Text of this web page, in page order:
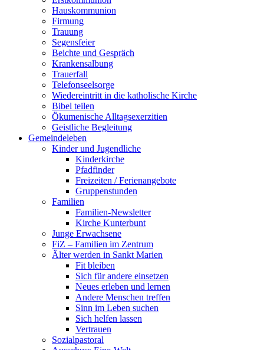
Hauskommunion
Firmung
Trauung
Segensfeier
Beichte und Gespräch
Krankensalbung
Trauerfall
Telefonseelsorge
Wiedereintritt in die katholische Kirche
Bibel teilen
Ökumenische Alltagsexerzitien
Geistliche Begleitung
Gemeindeleben
Kinder und Jugendliche
Kinderkirche
Pfadfinder
Freizeiten / Ferienangebote
Gruppenstunden
Familien
Familien-Newsletter
Kirche Kunterbunt
Junge Erwachsene
FiZ – Familien im Zentrum
Älter werden in Sankt Marien
Fit bleiben
Sich für andere einsetzen
Neues erleben und lernen
Andere Menschen treffen
Sinn im Leben suchen
Sich helfen lassen
Vertrauen
Sozialpastoral